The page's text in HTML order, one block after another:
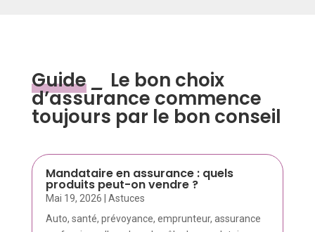
Guide _ Le bon choix
d’assurance commence
toujours par le bon conseil
Mandataire en assurance : quels
produits peut-on vendre ?
Mai 19, 2026
Astuces
Auto, santé, prévoyance, emprunteur, assurance